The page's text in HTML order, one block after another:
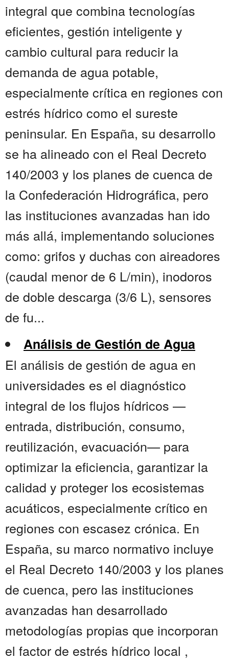
integral que combina tecnologías
eficientes, gestión inteligente y
cambio cultural para reducir la
demanda de agua potable,
especialmente crítica en regiones con
estrés hídrico como el sureste
peninsular. En España, su desarrollo
se ha alineado con el Real Decreto
140/2003 y los planes de cuenca de
la Confederación Hidrográfica, pero
las instituciones avanzadas han ido
más allá, implementando soluciones
como: grifos y duchas con aireadores
(caudal menor de 6 L/min), inodoros
de doble descarga (3/6 L), sensores
de fu...
Análisis de Gestión de Agua
El análisis de gestión de agua en
universidades es el diagnóstico
integral de los flujos hídricos —
entrada, distribución, consumo,
reutilización, evacuación— para
optimizar la eficiencia, garantizar la
calidad y proteger los ecosistemas
acuáticos, especialmente crítico en
regiones con escasez crónica. En
España, su marco normativo incluye
el Real Decreto 140/2003 y los planes
de cuenca, pero las instituciones
avanzadas han desarrollado
metodologías propias que incorporan
el factor de estrés hídrico local ,